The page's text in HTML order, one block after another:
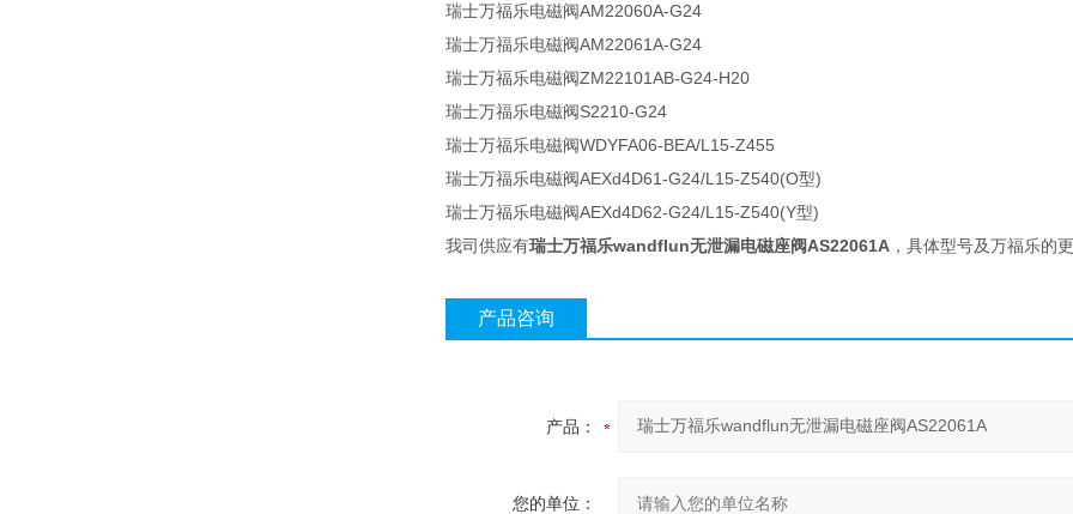
瑞士万福乐电磁阀AM22060A-G24
瑞士万福乐电磁阀AM22061A-G24
瑞士万福乐电磁阀ZM22101AB-G24-H20
瑞士万福乐电磁阀S2210-G24
瑞士万福乐电磁阀WDYFA06-BEA/L15-Z455
瑞士万福乐电磁阀AEXd4D61-G24/L15-Z540(O型)
瑞士万福乐电磁阀AEXd4D62-G24/L15-Z540(Y型)
我司供应有瑞士万福乐wandflun无泄漏电磁座阀AS22061A ，具体型号及万福乐的
产品咨询
产品：
您的单位：